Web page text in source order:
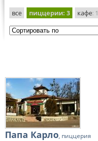
все пиццерии: 3 кафе: 1
Папа Карло, пиццерия